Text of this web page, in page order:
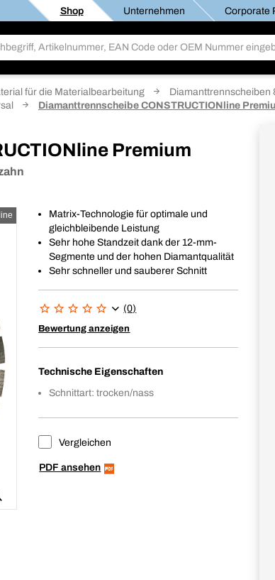
Shop Unternehmen Corporate
für die Materialbearbeitung
Diamanttrennscheiben
Diamanttrennscheibe CONSTRUCTIONline
Premium
Matrix-Technologie für optimale und
gleichbleibende Leistung
Sehr hohe Standzeit dank der 12-mm-
Segmente und der hohen Diamantqualität
Sehr schneller und sauberer Schnitt
(0)
Bewertung anzeigen
Technische Eigenschaften
Schnittart: trocken/nass
Vergleichen
PDF ansehen